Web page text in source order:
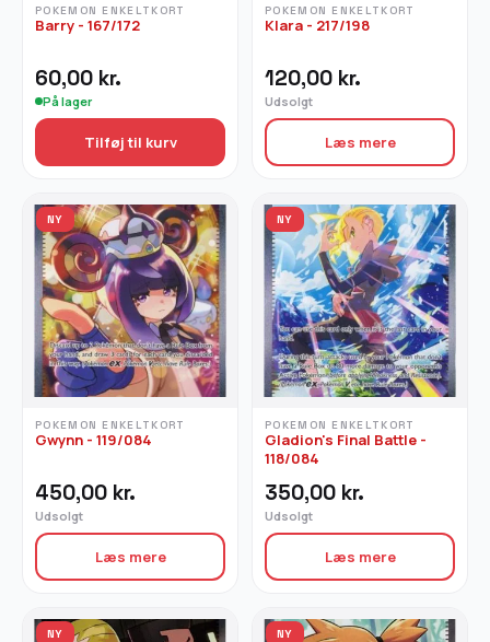
POKEMON ENKELTKORT
Barry - 167/172
60,00 kr.
På lager
Tilføj til kurv
POKEMON ENKELTKORT
Klara - 217/198
120,00 kr.
Udsolgt
Læs mere
NY
POKEMON ENKELTKORT
Gwynn - 119/084
450,00 kr.
Udsolgt
Læs mere
NY
POKEMON ENKELTKORT
Gladion's Final Battle -
118/084
350,00 kr.
Udsolgt
Læs mere
NY NY